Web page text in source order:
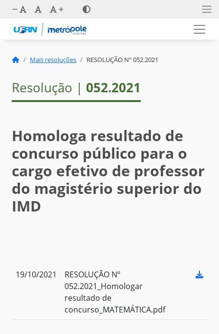
Mais resoluções RESOLUÇÃO Nº 052.2021
Resolução | 052.2021
Homologa resultado de
concurso público para o
cargo efetivo de professor
do magistério superior do
IMD
19/10/2021
RESOLUÇÃO Nº
052.2021_Homologar
resultado de
concurso_MATEMÁTICA.pdf